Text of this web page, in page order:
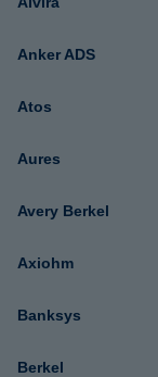
Anker ADS
Atos
Aures
Avery Berkel
Axiohm
Banksys
Berkel